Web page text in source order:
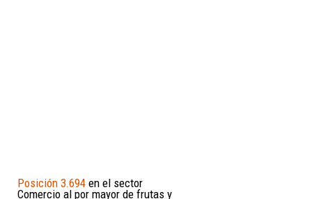
Posición 3.694 en el sector
Comercio al por mayor de frutas y